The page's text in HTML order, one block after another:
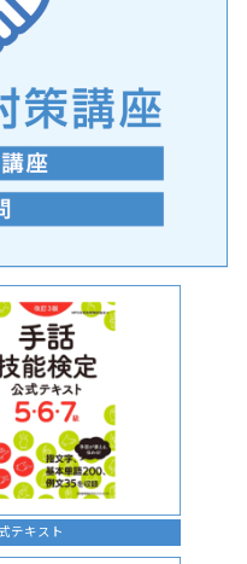
テキスト